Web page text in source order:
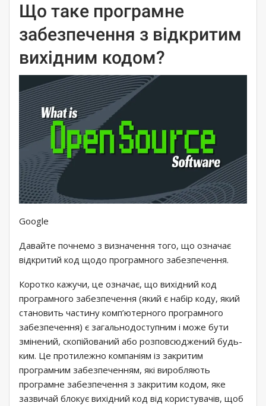
Що таке програмне
забезпечення з відкритим
вихідним кодом?
Google
Давайте почнемо з визначення того, що означає
відкритий код щодо програмного забезпечення.
Коротко кажучи, це означає, що вихідний код
програмного забезпечення (який є набір коду, який
становить частину комп’ютерного програмного
забезпечення) є загальнодоступним і може бути
змінений, скопійований або розповсюджений будь-
ким. Це протилежно компаніям із закритим
програмним забезпеченням, які виробляють
програмне забезпечення з закритим кодом, яке
зазвичай блокує вихідний код від користувачів, щоб